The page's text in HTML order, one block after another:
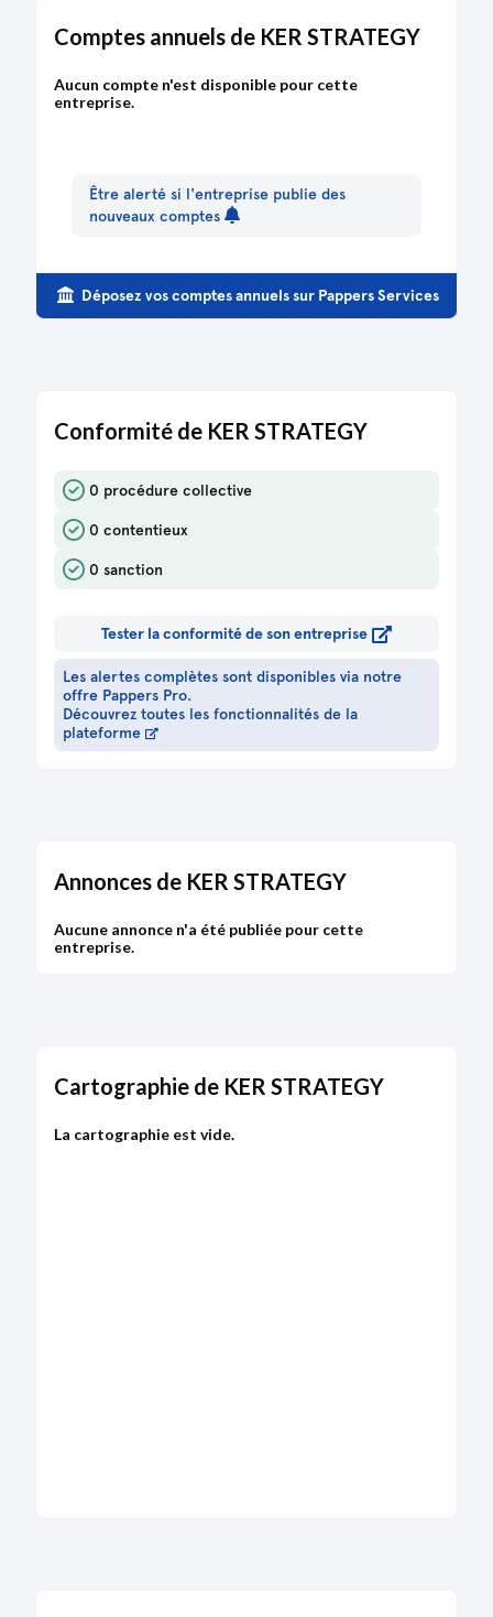
Comptes annuels de KER STRATEGY
Aucun compte n'est disponible pour cette
entreprise.
Être alerté si l'entreprise publie des
nouveaux comptes
Déposez vos comptes annuels sur Pappers Services
Conformité de KER STRATEGY
0 procédure collective
0 contentieux
0 sanction
Tester la conformité de son entreprise
Les alertes complètes sont disponibles via notre
offre Pappers Pro.
Découvrez toutes les fonctionnalités de la
plateforme
Annonces de KER STRATEGY
Aucune annonce n'a été publiée pour cette
entreprise.
Cartographie de KER STRATEGY
La cartographie est vide.